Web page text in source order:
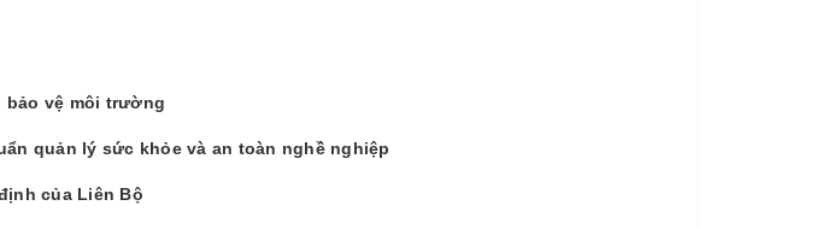
bảo vệ môi trường
quản lý sức khỏe và an toàn nghề nghiệp
của Liên Bộ